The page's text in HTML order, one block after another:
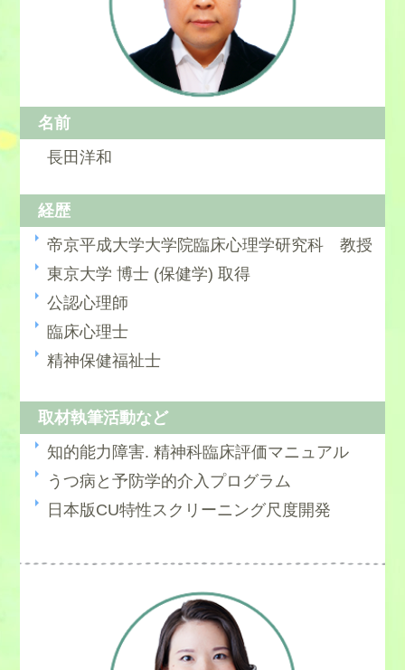
名前
長田洋和
経歴
帝京平成大学大学院臨床心理学研究科 教授
東京大学 博士 (保健学) 取得
公認心理師
臨床心理士
精神保健福祉士
取材執筆活動など
知的能力障害. 精神科臨床評価マニュアル
うつ病と予防学的介入プログラム
日本版CU特性スクリーニング尺度開発